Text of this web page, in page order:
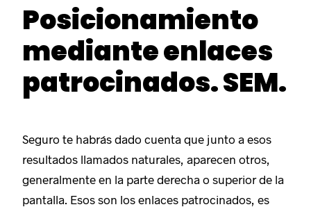
Posicionamiento
mediante enlaces
patrocinados. SEM.
Seguro te habrás dado cuenta que junto a esos
resultados llamados naturales, aparecen otros,
generalmente en la parte derecha o superior de la
pantalla. Esos son los enlaces patrocinados, es